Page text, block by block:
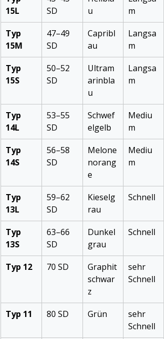
15L
SD
u
m
Typ
15M
47–49
SD
Capribl
au
Langsa
m
Typ
15S
50–52
SD
Ultram
arinbla
u
Langsa
m
Typ
14L
53–55
SD
Schwef
elgelb
Mediu
m
Typ
14S
56–58
SD
Melone
norang
e
Mediu
m
Typ
13L
59–62
SD
Kieselg
rau
Schnell
Typ
13S
63–66
SD
Dunkel
grau
Schnell
Typ 12 70 SD
Graphit
schwar
z
sehr
Schnell
Typ 11 80 SD Grün
sehr
Schnell